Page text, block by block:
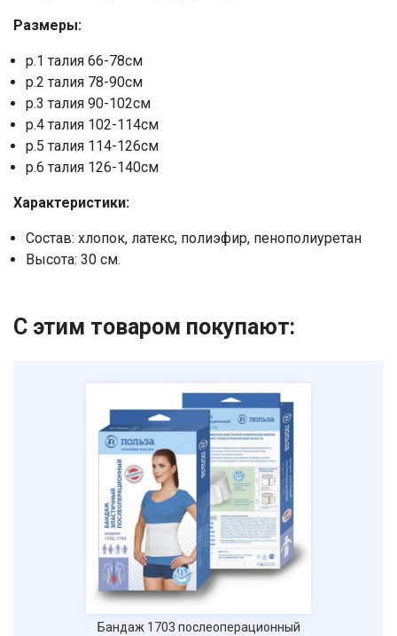
Размеры:
р.1 талия 66-78см
р.2 талия 78-90см
р.3 талия 90-102см
р.4 талия 102-114см
р.5 талия 114-126см
р.6 талия 126-140см
Характеристики:
Состав: хлопок, латекс, полиэфир, пенополиуретан
Высота: 30 см.
С этим товаром покупают:
Бандаж 1703 послеоперационный